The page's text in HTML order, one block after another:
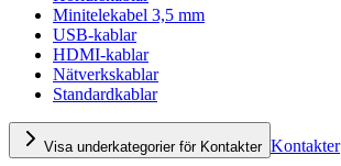
Minitelekabel 3,5 mm
USB-kablar
HDMI-kablar
Nätverkskablar
Standardkablar
Visa underkategorier för Kontakter Kontakter